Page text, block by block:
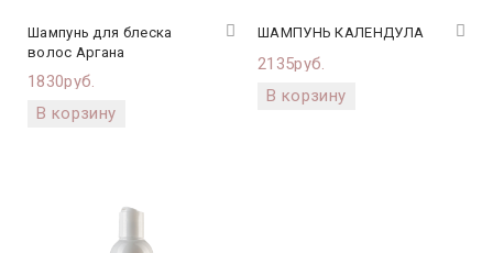
Шампунь для блеска
волос Аргана
1830руб.
ШАМПУНЬ КАЛЕНДУЛА
2135руб.